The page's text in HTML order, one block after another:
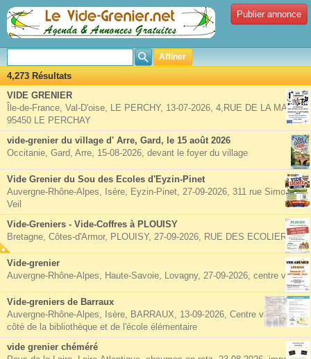
Publier annonce
Affiner
4,273 Résultats
VIDE GRENIER
Île-de-France, Val-D'oise, LE PERCHY, 13-07-2026, 4,RUE DE LA MAIRIE
95450 LE PERCHAY
vide-grenier du village d' Arre, Gard, le 15 août 2026
Occitanie, Gard, Arre, 15-08-2026, devant le foyer du village
Vide Grenier du Sou des Ecoles d'Eyzin-Pinet
Auvergne-Rhône-Alpes, Isère, Eyzin-Pinet, 27-09-2026, 311 rue Simone
Veil
Vide-Greniers - Vide-Coffres à PLOUISY
Bretagne, Côtes-d'Armor, PLOUISY, 27-09-2026, RUE DES ECOLIERS
Vide-grenier
Auvergne-Rhône-Alpes, Haute-Savoie, Lovagny, 27-09-2026, centre village
Vide-greniers de Barraux
Auvergne-Rhône-Alpes, Isère, BARRAUX, 13-09-2026, Centre village à
côté de la bibliothèque et de l'école élémentaire
vide grenier chéméré